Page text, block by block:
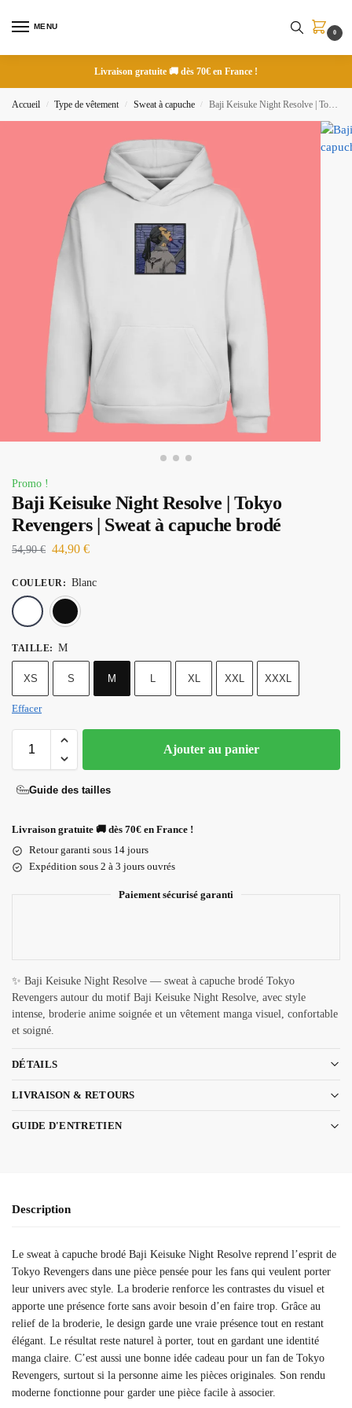
MENU
0
Livraison gratuite 🚚 dès 70€ en France !
Accueil / Type de vêtement / Sweat à capuche / Baji Keisuke Night Resolve | Tokyo Revengers | Sweat à capuche brodé
Promo !
Baji Keisuke Night Resolve | Tokyo
Revengers | Sweat à capuche brodé
54,90€ 44,90 €
COULEUR: Blanc
TAILLE: M
XS S M L XL XXL XXXL
Effacer
Ajouter au panier
Guide des tailles
Livraison gratuite 🚚 dès 70€ en France !
Retour garanti sous 14 jours
Expédition sous 2 à 3 jours ouvrés
Paiement sécurisé garanti
✨ Baji Keisuke Night Resolve — sweat à capuche brodé Tokyo
Revengers autour du motif Baji Keisuke Night Resolve, avec style
intense, broderie anime soignée et un vêtement manga visuel, confortable
et soigné.
DÉTAILS
LIVRAISON & RETOURS
GUIDE D'ENTRETIEN
Description
Le sweat à capuche brodé Baji Keisuke Night Resolve reprend l’esprit de
Tokyo Revengers dans une pièce pensée pour les fans qui veulent porter
leur univers avec style. La broderie renforce les contrastes du visuel et
apporte une présence forte sans avoir besoin d’en faire trop. Grâce au
relief de la broderie, le design garde une vraie présence tout en restant
élégant. Le résultat reste naturel à porter, tout en gardant une identité
manga claire. C’est aussi une bonne idée cadeau pour un fan de Tokyo
Revengers, surtout si la personne aime les pièces originales. Son rendu
moderne fonctionne pour garder une pièce facile à associer.